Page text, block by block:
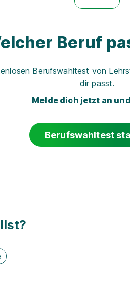
Beruf
Berufswahltest von
dir passt.
Melde dich jetzt an
Berufswahltest